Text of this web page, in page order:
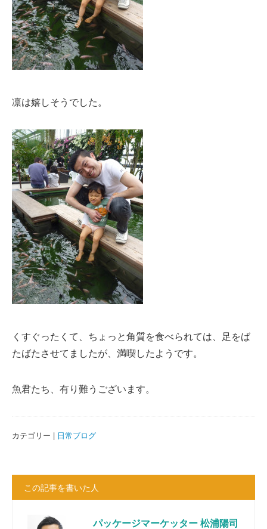
凛は嬉しそうでした。
くすぐったくて、ちょっと角質を食べられては、足をば
たばたさせてましたが、満喫したようです。
魚君たち、有り難うございます。
カテゴリー | 日常ブログ
この記事を書いた人
パッケージマーケッター 松浦陽司